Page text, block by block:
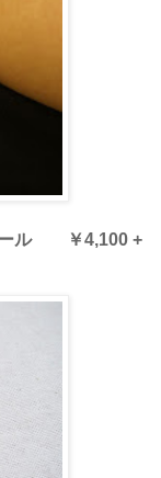
ール ￥4,100 +